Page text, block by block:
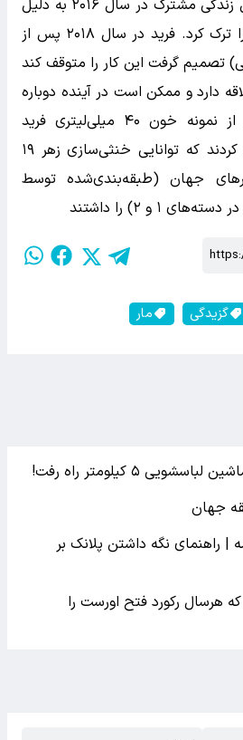
همسرش پس از ۲۰ سال زندگی مشترک در سال ۲۰۱۶ به دلیل
وسواس او با مارها، او را ترک کرد. فرید در سال ۲۰۱۸ پس از
تصمیم گرفت این کار را متوقف کند
دارد و ممکن است در آینده دوباره
شروع کند. دانشمندان از نمونه خون ۴۰ میلی‌لیتری فرید
آنتی‌بادی‌هایی استخراج کردند که توانایی خنثی‌سازی زهر ۱۹
جهان (طبقه‌بندی‌شده توسط
۱ و ۲) را داشتند
گزیدگی مار
۵ کیلومتر راه رفت!
جهان
| راهنمای نگه داشتن پلانک بر
هرسال رکورد فتح اورست را